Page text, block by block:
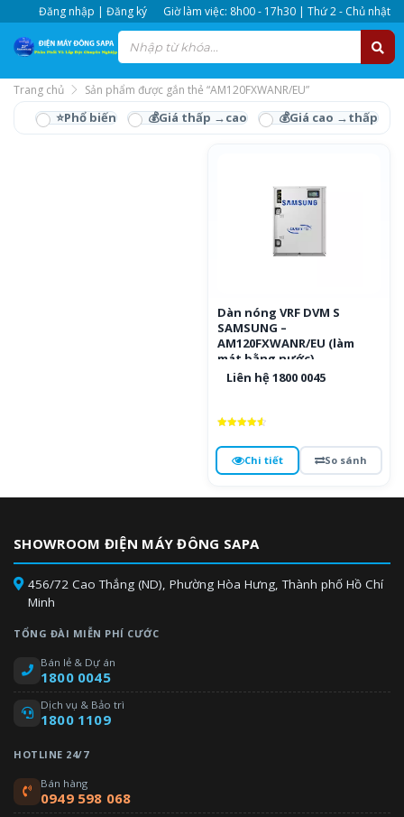
Đăng nhập | Đăng ký Giờ làm việc: 8h00 - 17h30 | Thứ 2 - Chủ nhật
Trang chủ Sản phẩm được gắn thẻ “AM120FXWANR/EU”
AM120FXWANR/EU
Dàn nóng VRF DVM S
SAMSUNG –
AM120FXWANR/EU (làm
mát bằng nước)
Liên hệ 1800 0045
5 saoChi tiết So sánh
SHOWROOM ĐIỆN MÁY ĐÔNG SAPA
456/72 Cao Thắng (ND), Phường Hòa Hưng, Thành phố Hồ Chí
Minh
TỔNG ĐÀI MIỄN PHÍ CƯỚC
Bán lẻ & Dự án
1800 0045
Dịch vụ & Bảo trì
1800 1109
HOTLINE 24/7
Bán hàng
0949 598 068